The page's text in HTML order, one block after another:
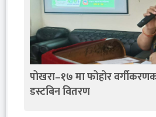
पोखरा–१७ मा फोहोर
डस्टबिन वितरण